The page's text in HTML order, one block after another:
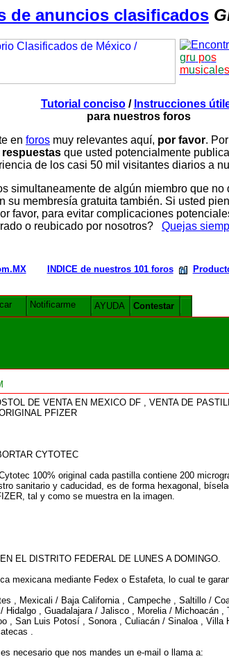
de anuncios clasificados
gru pos
musica es
Tutorial conciso/ Instrucciones
para nuestros foros
en foros muy relevantes aquí, por favor.
respuestas que usted potencialmente
de los casi 50 mil visitantes diarios a
simultaneamente de algún miembro que
membresía gratuita también. Si usted
favor, para evitar complicaciones
o reubicado por nosotros? Quejas
INDICE de nuestros 101 foros
Notificarme AYUDA
Contestar
DE VENTA EN MEXICO DF , VENTA DE
PFIZER
CYTOTEC
100% original cada pastilla contiene 200
sanitario y caducidad, es de forma hexagonal,
tal y como se muestra en la imagen.
EL DISTRITO FEDERAL DE LUNES A DOMINGO.
mexicana mediante Fedex o Estafeta, lo cual te
, Mexicali / Baja California , Campeche , Saltillo /
Hidalgo , Guadalajara / Jalisco , Morelia / Michoacán
, San Luis Potosí , Sonora , Culiacán / Sinaloa ,
.
necesario que nos mandes un e-mail o llama a: